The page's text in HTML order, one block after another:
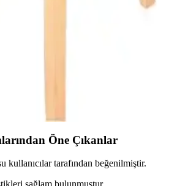
malzeme, esneklik, boyut uyumu ve
Öne Çıkanlar
kullanıcılar tarafından beğenilmiştir.